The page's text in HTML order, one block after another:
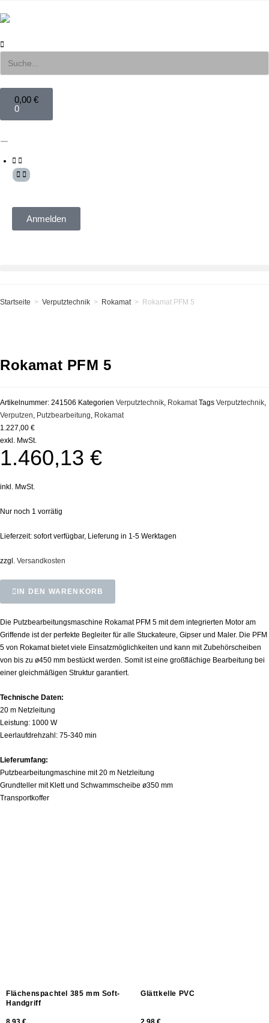
0,00 €
0
Anmelden
Startseite > Verputztechnik > Rokamat > Rokamat PFM 5
Rokamat PFM 5
Artikelnummer: 241506 Kategorien Verputztechnik Rokamat Tags Verputztechnik
Verputzen Putzbearbeitung Rokamat
1.227,00 €
exkl. MwSt.
1.460,13 €
inkl. MwSt.
Nur noch 1 vorrätig
Lieferzeit: sofort verfügbar, Lieferung in 1-5 Werktagen
zzgl. Versandkosten
IN DEN WARENKORB
Die Putzbearbeitungsmaschine Rokamat PFM 5 mit dem integrierten Motor am
Griffende ist der perfekte Begleiter für alle Stuckateure, Gipser und Maler. Die PFM
5 von Rokamat bietet viele Einsatzmöglichkeiten und kann mit Zubehörscheiben
von bis zu ø450 mm bestückt werden. Somit ist eine großflächige Bearbeitung bei
einer gleichmäßigen Struktur garantiert.
Technische Daten:
20 m Netzleitung
Leistung: 1000 W
Leerlaufdrehzahl: 75-340 min
Lieferumfang:
Putzbearbeitungmaschine mit 20 m Netzleitung
Grundteller mit Klett und Schwammscheibe ø350 mm
Transportkoffer
Flächenspachtel 385 mm Soft-
Handgriff
Glättkelle PVC